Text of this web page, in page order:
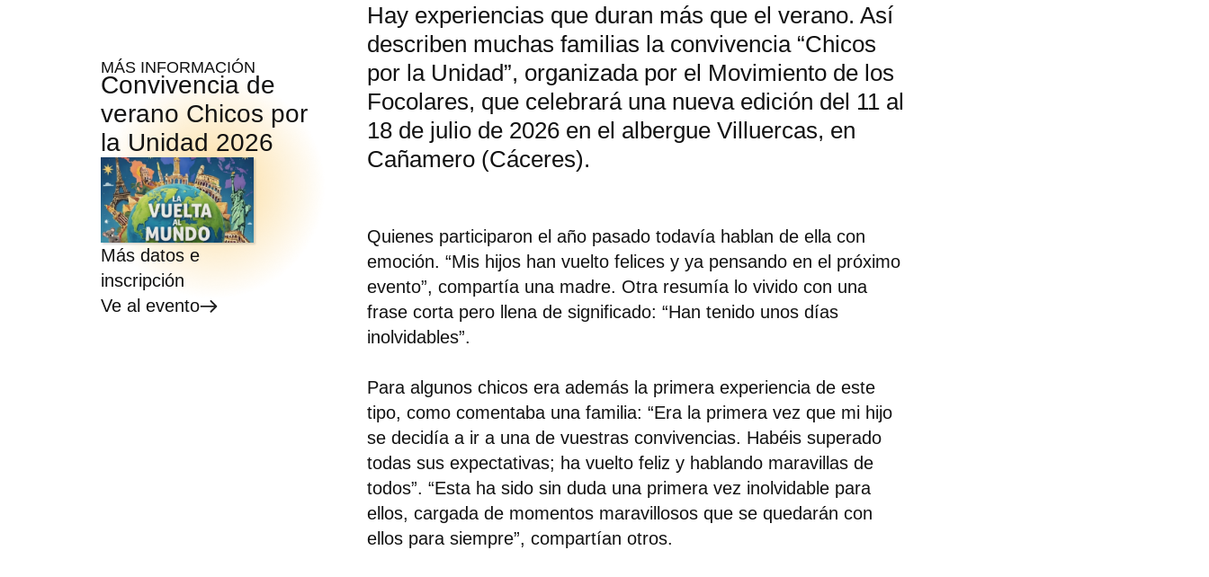
MÁS INFORMACIÓN
Convivencia de
verano Chicos por
la Unidad 2026
Más datos e
inscripción
Ve al evento
Hay experiencias que duran más que el verano. Así
describen muchas familias la convivencia “Chicos
por la Unidad”, organizada por el Movimiento de los
Focolares, que celebrará una nueva edición del 11 al
18 de julio de 2026 en el albergue Villuercas, en
Cañamero (Cáceres).
Quienes participaron el año pasado todavía hablan de ella con
emoción. “Mis hijos han vuelto felices y ya pensando en el próximo
evento”, compartía una madre. Otra resumía lo vivido con una
frase corta pero llena de significado: “Han tenido unos días
inolvidables”.
Para algunos chicos era además la primera experiencia de este
tipo, como comentaba una familia: “Era la primera vez que mi hijo
se decidía a ir a una de vuestras convivencias. Habéis superado
todas sus expectativas; ha vuelto feliz y hablando maravillas de
todos”. “Esta ha sido sin duda una primera vez inolvidable para
ellos, cargada de momentos maravillosos que se quedarán con
ellos para siempre”, compartían otros.